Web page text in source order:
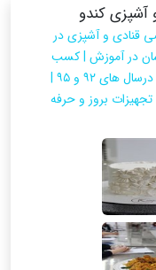
آشپزی کندو
قنادی و آشپزی در
درخشان در آموزش | کسب
مدال طلای المپیاد کشوری درسال های ۹۲ و ۹۵ |
بروز و حرفه